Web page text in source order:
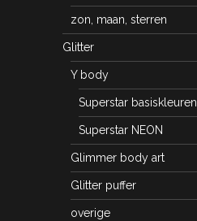
zon, maan, sterren
Glitter
Y body
Superstar basiskleuren
Superstar NEON
Glimmer body art
Glitter puffer
overige